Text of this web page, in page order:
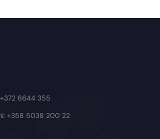
6644 355
+358 5038 200 22